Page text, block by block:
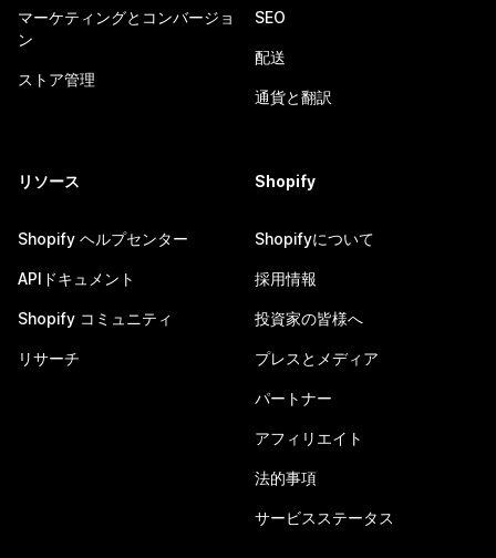
マーケティングとコンバージョ
ン
ストア管理
SEO
配送
通貨と翻訳
リソース
Shopify ヘルプセンター
APIドキュメント
Shopify コミュニティ
リサーチ
Shopify
Shopifyについて
採用情報
投資家の皆様へ
プレスとメディア
パートナー
アフィリエイト
法的事項
サービスステータス